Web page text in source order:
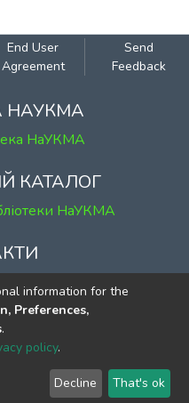
End User
Agreement
Send
Feedback
НАУКМА
НаУКМА
КАТАЛОГ
НаУКМА
Сковороди, 2
69-31
information for the
Preferences,
.
policy.
Decline That's ok